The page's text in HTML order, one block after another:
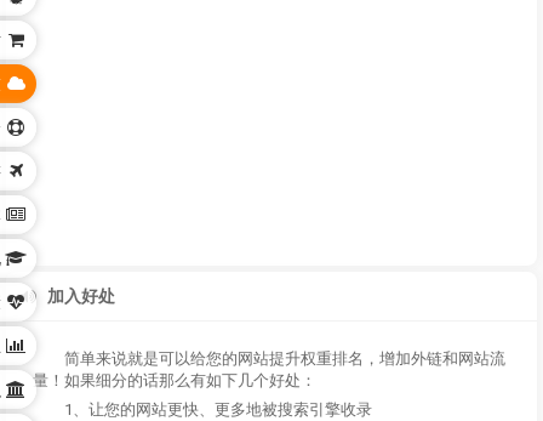
加入好处
简单来说就是可以给您的网站提升权重排名，增加外链和网站流
量！如果细分的话那么有如下几个好处：
1、让您的网站更快、更多地被搜索引擎收录